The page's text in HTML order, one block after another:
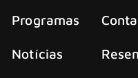
Programas
Notícias